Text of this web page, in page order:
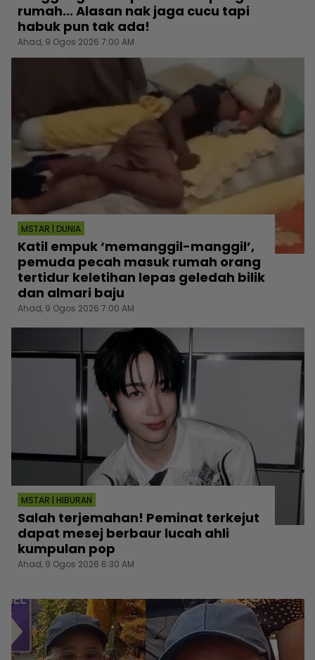
rumah... Alasan nak jaga cucu tapi
habuk pun tak ada!
Ahad, 9 Ogos 2026 7:00 AM
MSTAR | DUNIA
Katil empuk ‘memanggil-manggil’,
pemuda pecah masuk rumah orang
tertidur keletihan lepas geledah bilik
dan almari baju
Ahad, 9 Ogos 2026 7:00 AM
MSTAR | HIBURAN
Salah terjemahan! Peminat terkejut
dapat mesej berbaur lucah ahli
kumpulan pop
Ahad, 9 Ogos 2026 6:30 AM